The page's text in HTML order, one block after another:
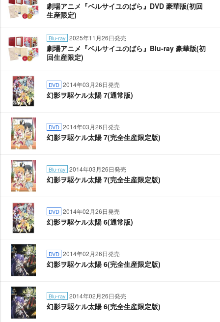
劇場アニメ『ベルサイユのばら』DVD 豪華版(初回
生産限定)
Blu-ray 2025年11月26日発売
劇場アニメ『ベルサイユのばら』Blu-ray 豪華版(初
回生産限定)
DVD 2014年03月26日発売
幻影ヲ駆ケル太陽 7(通常版)
DVD 2014年03月26日発売
幻影ヲ駆ケル太陽 7(完全生産限定版)
Blu-ray 2014年03月26日発売
幻影ヲ駆ケル太陽 7(完全生産限定版)
DVD 2014年02月26日発売
幻影ヲ駆ケル太陽 6(通常版)
DVD 2014年02月26日発売
幻影ヲ駆ケル太陽 6(完全生産限定版)
Blu-ray 2014年02月26日発売
幻影ヲ駆ケル太陽 6(完全生産限定版)